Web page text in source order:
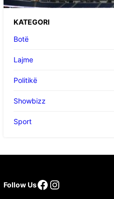
KATEGORI
Botë
Lajme
Politikë
Showbizz
Sport
Follow Us